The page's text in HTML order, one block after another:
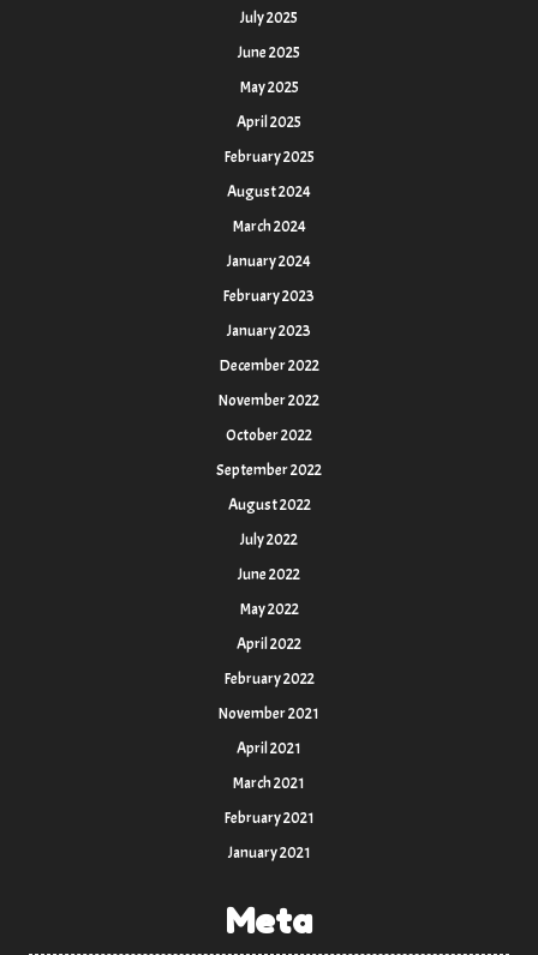
July 2025
June 2025
May 2025
April 2025
February 2025
August 2024
March 2024
January 2024
February 2023
January 2023
December 2022
November 2022
October 2022
September 2022
August 2022
July 2022
June 2022
May 2022
April 2022
February 2022
November 2021
April 2021
March 2021
February 2021
January 2021
Meta